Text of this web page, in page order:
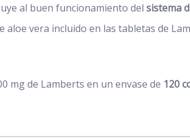
al buen funcionamiento del sistema
aloe vera incluido en las tabletas de
mg de Lamberts en un envase de 120